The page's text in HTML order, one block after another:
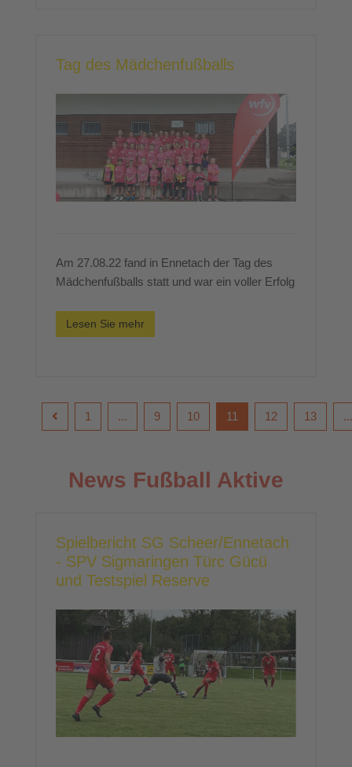
Tag des Mädchenfußballs
Am 27.08.22 fand in Ennetach der Tag des
Mädchenfußballs statt und war ein voller Erfolg
Lesen Sie mehr
1 ... 9 10 11 12 13 ...
News Fußball Aktive
Spielbericht SG Scheer/Ennetach
- SPV Sigmaringen Türc Gücü
und Testspiel Reserve